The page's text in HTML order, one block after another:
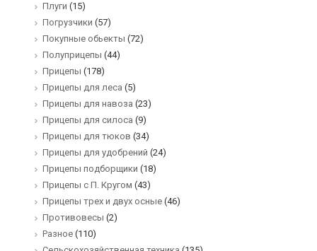
Плуги (15)
Погрузчики (57)
Покупные обьекты (72)
Полуприцепы (44)
Прицепы (178)
Прицепы для леса (5)
Прицепы для навоза (23)
Прицепы для силоса (9)
Прицепы для тюков (34)
Прицепы для удобрений (24)
Прицепы подборщики (18)
Прицепы с П. Кругом (43)
Прицепы трех и двух осные (46)
Противовесы (2)
Разное (110)